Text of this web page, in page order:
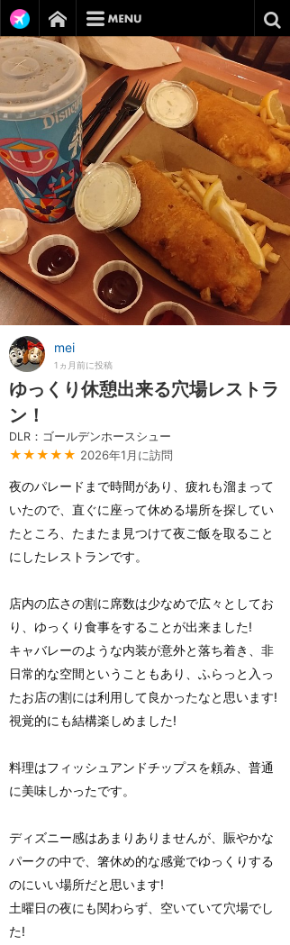
mei
1ヵ月前に投稿
ゆっくり休憩出来る穴場レストラ
ン！
DLR：ゴールデンホースシュー
★★★★★ 2026年1月に訪問
夜のパレードまで時間があり、疲れも溜まって
いたので、直ぐに座って休める場所を探してい
たところ、たまたま見つけて夜ご飯を取ること
にしたレストランです。
店内の広さの割に席数は少なめで広々としてお
り、ゆっくり食事をすることが出来ました!
キャバレーのような内装が意外と落ち着き、非
日常的な空間ということもあり、ふらっと入っ
たお店の割には利用して良かったなと思います!
視覚的にも結構楽しめました!
料理はフィッシュアンドチップスを頼み、普通
に美味しかったです。
ディズニー感はあまりありませんが、賑やかな
パークの中で、箸休め的な感覚でゆっくりする
のにいい場所だと思います!
土曜日の夜にも関わらず、空いていて穴場でし
た!